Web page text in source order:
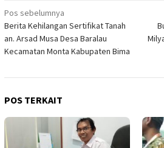
Navigasi
pos
Pos sebelumnya
Berita Kehilangan Sertifikat Tanah
an. Arsad Musa Desa Baralau
Kecamatan Monta Kabupaten Bima
POS TERKAIT